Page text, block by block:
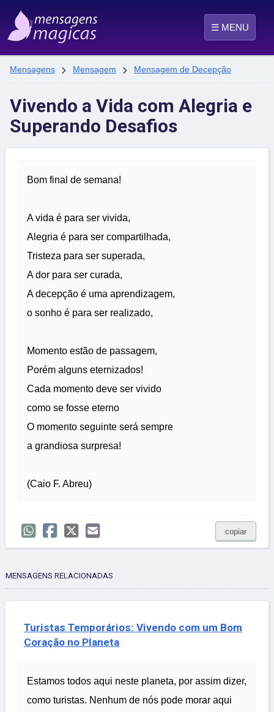
☰ MENU
Mensagens  Mensagem  Mensagem de Decepção
Vivendo a Vida com Alegria e
Superando Desafios
Bom final de semana!
A vida é para ser vivida,
Alegria é para ser compartilhada,
Tristeza para ser superada,
A dor para ser curada,
A decepção é uma aprendizagem,
o sonho é para ser realizado,
Momento estão de passagem,
Porém alguns eternizados!
Cada momento deve ser vivido
como se fosse eterno
O momento seguinte será sempre
a grandiosa surpresa!
(Caio F. Abreu)
copiar
MENSAGENS RELACIONADAS
Turistas Temporários: Vivendo com um Bom
Coração no Planeta
Estamos todos aqui neste planeta, por assim dizer,
como turistas. Nenhum de nós pode morar aqui